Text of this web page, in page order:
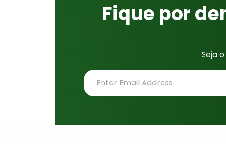
Fique por
Seja